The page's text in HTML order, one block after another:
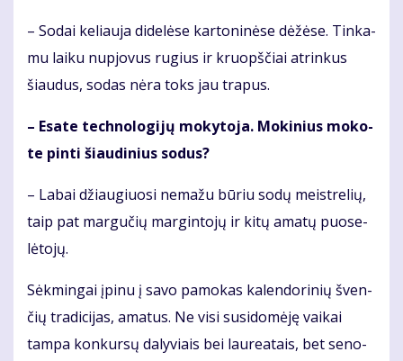
– So­dai ke­liau­ja di­de­lė­se kar­to­ni­nė­se dė­žė­se. Tin­ka­
mu lai­ku nu­pjo­vus ru­gius ir kruopš­čiai at­rin­kus
šiau­dus, so­das nė­ra toks jau tra­pus.
– Esa­te tech­no­lo­gi­jų mo­ky­to­ja. Mo­ki­nius mo­ko­
te pin­ti šiau­di­nius so­dus?
– La­bai džiau­giuo­si ne­ma­žu bū­riu so­dų meist­re­lių,
taip pat mar­gu­čių mar­gin­to­jų ir ki­tų ama­tų puo­se­
lė­to­jų.
Sėk­min­gai įpi­nu į sa­vo pa­mo­kas ka­len­do­ri­nių šven­
čių tra­di­ci­jas, ama­tus. Ne vi­si su­si­do­mė­ję vai­kai
tam­pa kon­kur­sų da­ly­viais bei lau­re­a­tais, bet se­no­